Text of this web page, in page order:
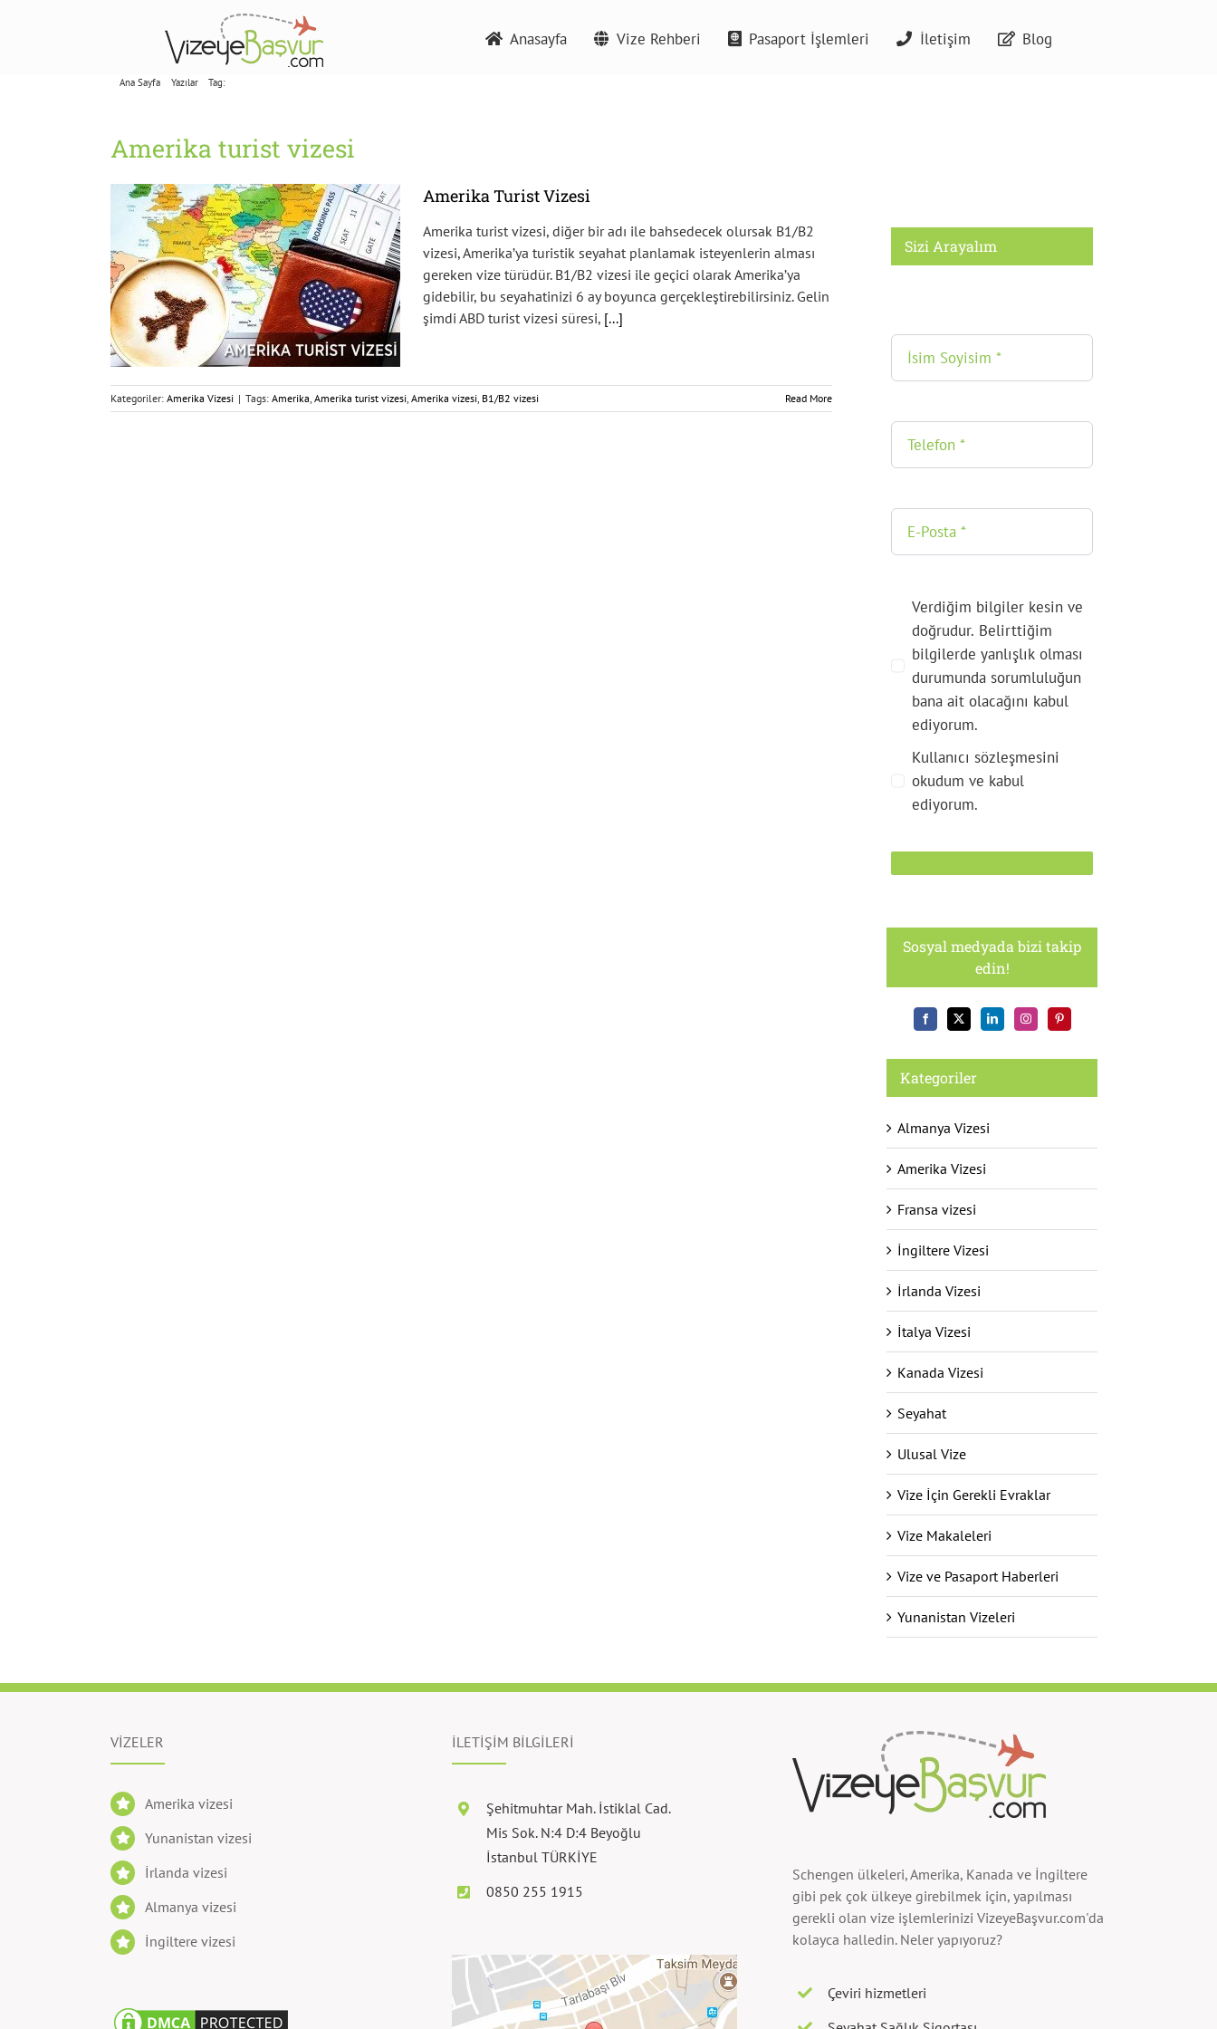
Anasayfa Vize Rehberi Pasaport İşlemleri İletişim Blog
Amerika turist vizesi
Ana Sayfa Yazılar Tag:Amerika turist vizesi
Amerika Turist Vizesi
Amerika turist vizesi, diğer bir adı ile bahsedecek olursak B1/B2
vizesi, Amerika’ya turistik seyahat planlamak isteyenlerin alması
gereken vize türüdür. B1/B2 vizesi ile geçici olarak Amerika’ya
gidebilir, bu seyahatinizi 6 ay boyunca gerçekleştirebilirsiniz. Gelin
şimdi ABD turist vizesi süresi, [...]
Kategoriler: Amerika Vizesi | Tags: Amerika, Amerika turist vizesi, Amerika vizesi, B1/B2 vizesi Read More
Sizi Arayalım
Verdiğim bilgiler kesin ve
doğrudur. Belirttiğim
bilgilerde yanlışlık olması
durumunda sorumluluğun
bana ait olacağını kabul
ediyorum.
Kullanıcı sözleşmesini
okudum ve kabul
ediyorum.
Sosyal medyada bizi takip
edin!
Kategoriler
Almanya Vizesi
Amerika Vizesi
Fransa vizesi
İngiltere Vizesi
İrlanda Vizesi
İtalya Vizesi
Kanada Vizesi
Seyahat
Ulusal Vize
Vize İçin Gerekli Evraklar
Vize Makaleleri
Vize ve Pasaport Haberleri
Yunanistan Vizeleri
VİZELER
Amerika vizesi
Yunanistan vizesi
İrlanda vizesi
Almanya vizesi
İngiltere vizesi
İLETİŞİM BİLGİLERİ
Şehitmuhtar Mah. İstiklal Cad.
Mis Sok. N:4 D:4 Beyoğlu
İstanbul TÜRKİYE
0850 255 1915
Schengen ülkeleri, Amerika, Kanada ve İngiltere
gibi pek çok ülkeye girebilmek için, yapılması
gerekli olan vize işlemlerinizi VizeyeBaşvur.com'da
kolayca halledin. Neler yapıyoruz?
Çeviri hizmetleri